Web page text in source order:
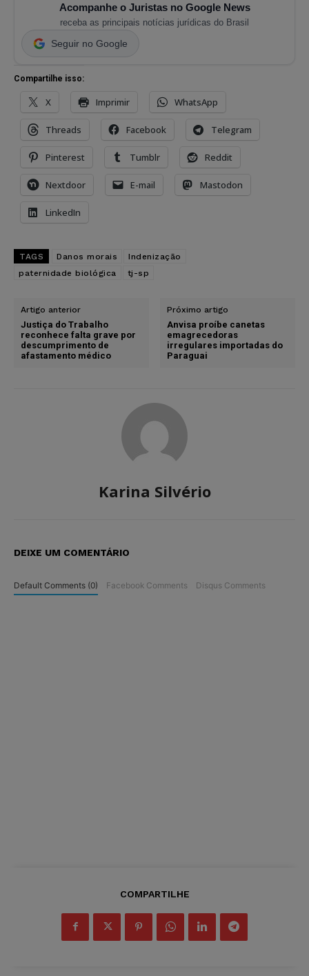
Acompanhe o Juristas no Google News
receba as principais notícias jurídicas do Brasil
Seguir no Google
Compartilhe isso:
X Imprimir WhatsApp
Threads Facebook Telegram
Pinterest Tumblr Reddit
Nextdoor E-mail Mastodon
LinkedIn
TAGS Danos morais
Indenização
paternidade biológica
tj-sp
Artigo anterior
Justiça do Trabalho
reconhece falta grave por
descumprimento de
afastamento médico
Próximo artigo
Anvisa proíbe canetas
emagrecedoras
irregulares importadas do
Paraguai
Karina Silvério
DEIXE UM COMENTÁRIO
Default Comments (0) Facebook Comments Disqus Comments
COMPARTILHE